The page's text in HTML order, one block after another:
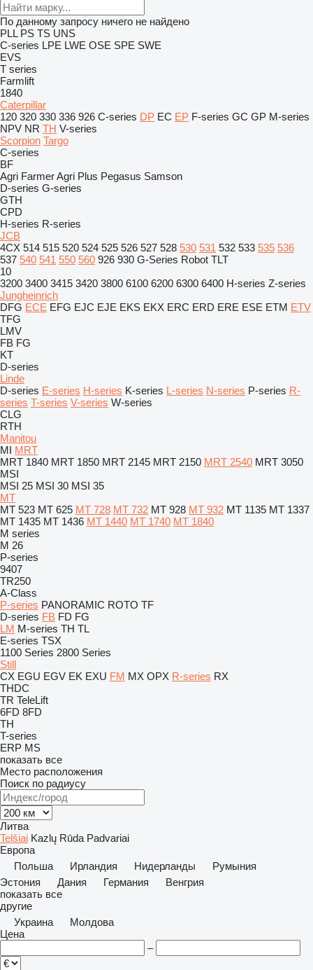
По данному запросу ничего не найдено
PLL PS TS UNS
C-series LPE LWE OSE SPE SWE
EVS
T series
Farmlift
1840
Caterpillar
120 320 330 336 926 C-series DP EC EP F-series GC GP M-series
NPV NR TH V-series
Scorpion Targo
C-series
BF
Agri FarmerAgri Plus Pegasus Samson
D-series G-series
GTH
CPD
H-series R-series
JCB
4CX 514 515 520 524 525 526 527 528 530 531 532 533 535 536
537 540 541 550 560 926 930 G-Series Robot TLT
10
3200 3400 3415 3420 3800 6100 6200 6300 6400 H-series Z-series
Jungheinrich
DFG ECE EFG EJC EJE EKS EKX ERC ERD ERE ESE ETM ETV
TFG
LMV
FB FG
KT
D-series
Linde
D-series E-series H-series K-series L-series N-series P-series R-
series T-series V-series W-series
CLG
RTH
Manitou
MI MRT
MRT 1840 MRT 1850 MRT 2145 MRT 2150 MRT 2540 MRT 3050
MSI
MSI 25 MSI 30 MSI 35
MT
MT 523 MT 625 MT 728 MT 732 MT 928 MT 932 MT 1135 MT 1337
MT 1435 MT 1436 MT 1440 MT 1740 MT 1840
M series
M 26
P-series
9407
TR250
A-Class
P-series PANORAMIC ROTO TF
D-series FB FD FG
LM M-series TH TL
E-series TSX
1100 Series 2800 Series
Still
CX EGU EGV EK EXU FM MX OPX R-series RX
THDC
TR TeleLift
6FD 8FD
TH
T-series
ERP MS
показать все
Место расположения
Поиск по радиусу
Литва
Telšiai Kazlų Rūda Padvariai
Европа
Польша
Ирландия Нидерланды
Румыния
Эстония
Дания Германия
Венгрия
показать все
другие
Украина
Молдова
Цена
–